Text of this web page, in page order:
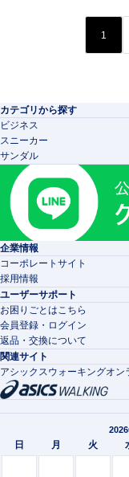
1
カテゴリから探す
ビジネス
スニーカー
サンダル
企業情報
コーポレートサイト
採用情報
ユーザーサポート
お困りごとはこちら
会員登録・ログイン
返品・交換について
関連サイト
アシックスウォーキングオン
日 月 火